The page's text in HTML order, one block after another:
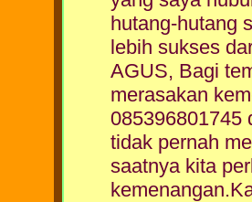
hutang-hutang
lebih sukses
AGUS, Bagi
merasakan
085396801745
tidak pernah
saatnya kita